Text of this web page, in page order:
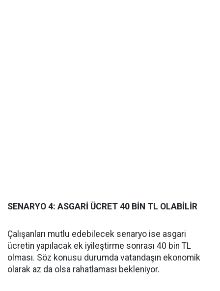
SENARYO 4: ASGARİ ÜCRET 40 BİN TL OLABİLİR
Çalışanları mutlu edebilecek senaryo ise asgari
ücretin yapılacak ek iyileştirme sonrası 40 bin TL
olması. Söz konusu durumda vatandaşın ekonomik
olarak az da olsa rahatlaması bekleniyor.